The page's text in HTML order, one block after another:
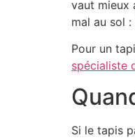
vaut mieux
mal au sol
Pour un
spécialiste
Si le tapis